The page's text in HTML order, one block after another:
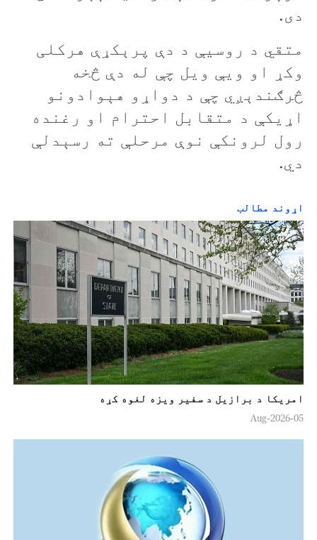
دی.
متقي د روسیې د دې پرېکړې هرکلی
وکړ او ویې ویل چې له دې څخه
څرګندېږي چې د دواړو هېوادونو
اړیکې د متقابل احترام او رغنده
رول لرونکې نوې مرحلې ته رسېدلې
دي.
اړوند مطالب
امریکا د برازیل د سفیر ویزه لغوه کړه
05-Aug-2026